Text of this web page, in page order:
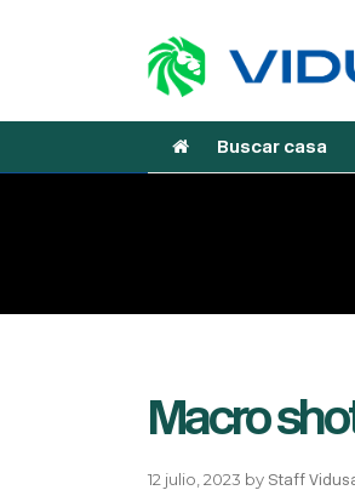
Buscar casa
Macro
12 julio, 2023 by Staff